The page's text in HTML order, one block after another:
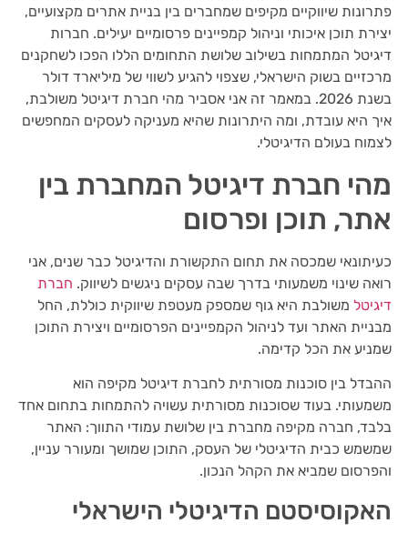
פתרונות שיווקיים מקיפים שמחברים בין בניית אתרים מקצועיים,
יצירת תוכן איכותי וניהול קמפיינים פרסומיים יעילים. חברות
דיגיטל המתמחות בשילוב שלושת התחומים הללו הפכו לשחקנים
מרכזיים בשוק הישראלי, שצפוי להגיע לשווי של מיליארד דולר
בשנת 2026. במאמר זה אני אסביר מהי חברת דיגיטל משולבת,
איך היא עובדת, ומה היתרונות שהיא מעניקה לעסקים המחפשים
לצמוח בעולם הדיגיטלי.
מהי חברת דיגיטל המחברת בין
אתר, תוכן ופרסום
כעיתונאי שמכסה את תחום התקשורת והדיגיטל כבר שנים, אני
רואה שינוי משמעותי בדרך שבה עסקים ניגשים לשיווק. חברת
דיגיטל משולבת היא גוף שמספק מעטפת שיווקית כוללת, החל
מבניית האתר ועד לניהול הקמפיינים הפרסומיים ויצירת התוכן
שמניע את הכל קדימה.
ההבדל בין סוכנות מסורתית לחברת דיגיטל מקיפה הוא
משמעותי. בעוד שסוכנות מסורתית עשויה להתמחות בתחום אחד
בלבד, חברה מקיפה מחברת בין שלושת עמודי התווך: האתר
שמשמש כבית הדיגיטלי של העסק, התוכן שמושך ומעורר עניין,
והפרסום שמביא את הקהל הנכון.
האקוסיסטם הדיגיטלי הישראלי